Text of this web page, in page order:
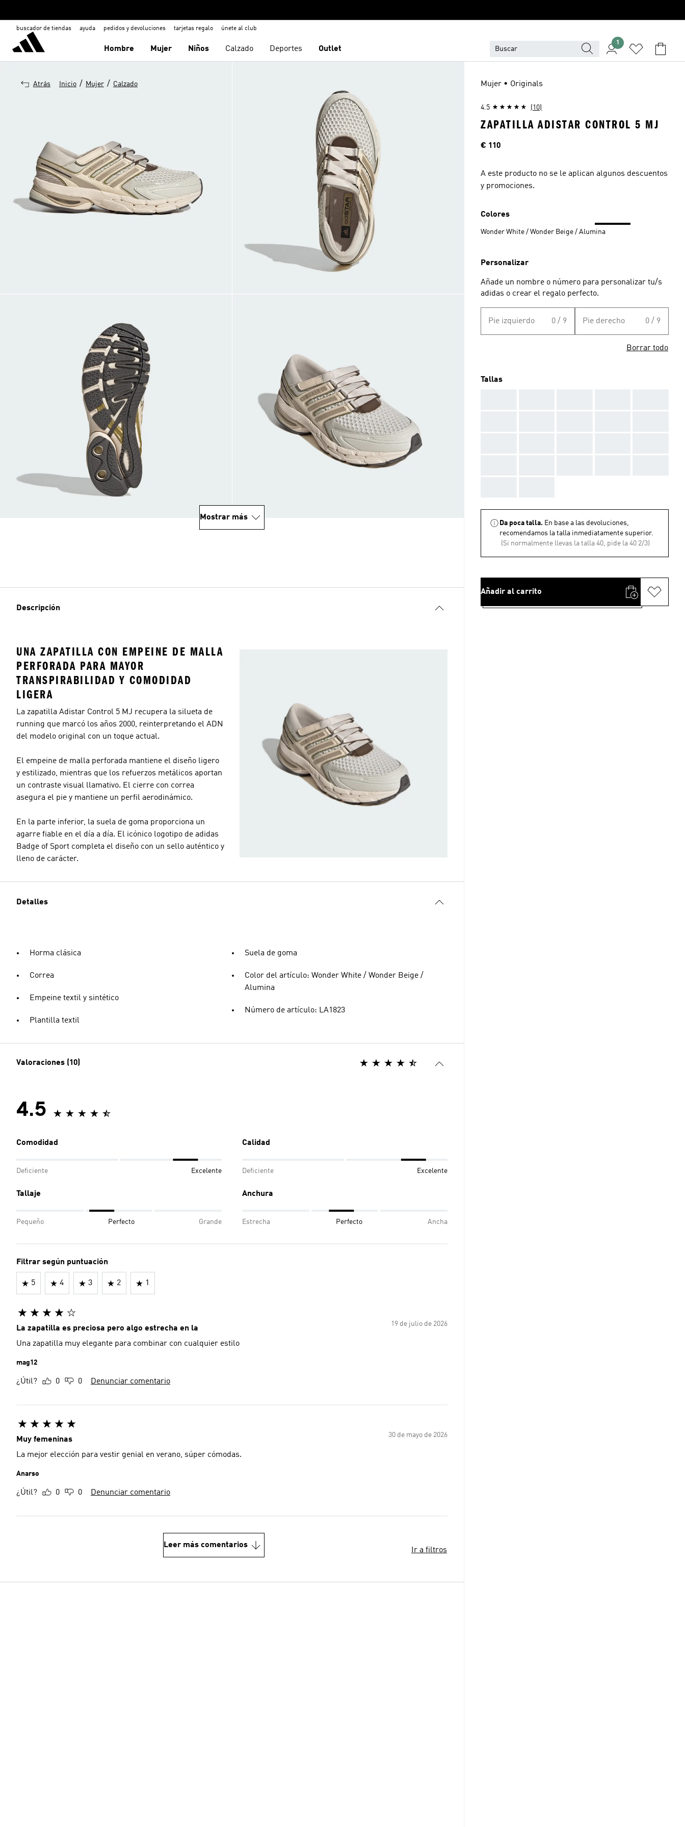
buscador de tiendas ayuda pedidos y devoluciones tarjetas regalo únete al club
Hombre Mujer Niños Calzado Deportes Outlet
1
Atrás Inicio / Mujer / Calzado
Mostrar más
Descripción
UNA ZAPATILLA CON EMPEINE DE MALLA
PERFORADA PARA MAYOR
TRANSPIRABILIDAD Y COMODIDAD
LIGERA
La zapatilla Adistar Control 5 MJ recupera la silueta de
running que marcó los años 2000, reinterpretando el ADN
del modelo original con un toque actual.
El empeine de malla perforada mantiene el diseño ligero
y estilizado, mientras que los refuerzos metálicos aportan
un contraste visual llamativo. El cierre con correa
asegura el pie y mantiene un perfil aerodinámico.
En la parte inferior, la suela de goma proporciona un
agarre fiable en el día a día. El icónico logotipo de adidas
Badge of Sport completa el diseño con un sello auténtico y
lleno de carácter.
Detalles
Horma clásica
Correa
Empeine textil y sintético
Plantilla textil
Suela de goma
Color del artículo: Wonder White / Wonder Beige /
Alumina
Número de artículo: LA1823
Valoraciones (10)
4.5
Comodidad
Deficiente Excelente
Calidad
Deficiente Excelente
Tallaje
Pequeño Perfecto Grande
Anchura
Estrecha Perfecto Ancha
Filtrar según puntuación
5 4 3 2 1
19 de julio de 2026
La zapatilla es preciosa pero algo estrecha en la
Una zapatilla muy elegante para combinar con cualquier estilo
mag12
¿Útil? 0 0 Denunciar comentario
30 de mayo de 2026
Muy femeninas
La mejor elección para vestir genial en verano, súper cómodas.
Anarso
¿Útil? 0 0 Denunciar comentario
Leer más comentarios
Ir a filtros
Mujer • Originals
4.5 (10)
ZAPATILLA ADISTAR CONTROL 5 MJ
Precio
€ 110
A este producto no se le aplican algunos descuentos
y promociones.
Colores
Wonder White / Wonder Beige / Alumina
Personalizar
Añade un nombre o número para personalizar tu/s
adidas o crear el regalo perfecto.
Pie izquierdo 0 / 9 Pie derecho 0 / 9
Borrar todo
Tallas
Da poca talla. En base a las devoluciones,
recomendamos la talla inmediatamente superior.
(Si normalmente llevas la talla 40, pide la 40 2/3)
Añadir al carrito